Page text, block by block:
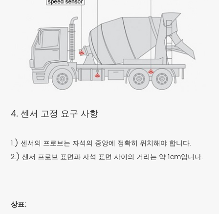
4. 센서 고정 요구 사항
1.) 센서의 프로브는 자석의 중앙에 정확히 위치해야 합니다.
2.) 센서 프로브 표면과 자석 표면 사이의 거리는 약 1cm입니다.
상표: